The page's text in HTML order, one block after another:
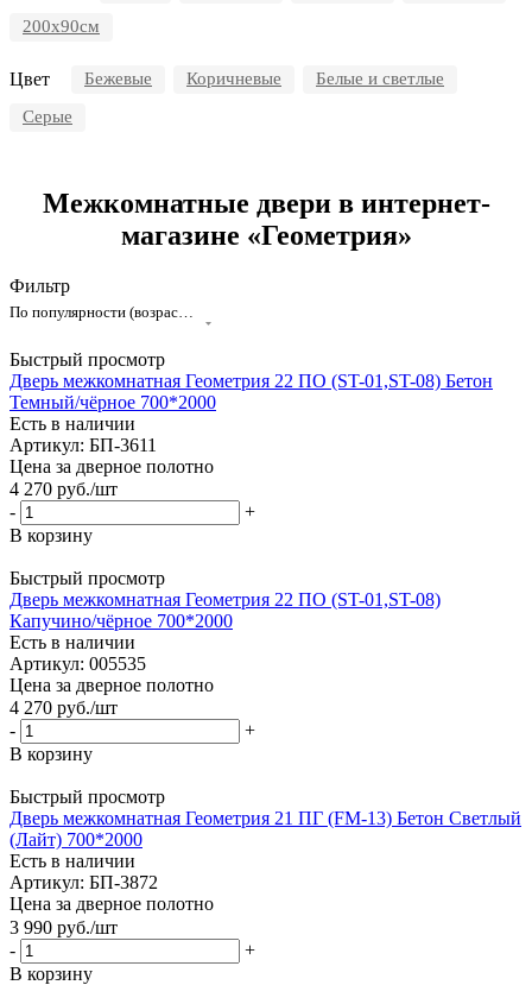
200х90см
Цвет Бежевые Коричневые
Белые и светлые
Серые
Межкомнатные двери в интернет-
магазине «Геометрия»
Фильтр
Быстрый просмотр
Дверь межкомнатная Геометрия 22 ПО (ST-01,ST-08) Бетон
Темный/чёрное 700*2000
Есть в наличии
Артикул: БП-3611
Цена за дверное полотно
4 270 руб./шт
-
+
В корзину
Быстрый просмотр
Дверь межкомнатная Геометрия 22 ПО (ST-01,ST-08)
Капучино/чёрное 700*2000
Есть в наличии
Артикул: 005535
Цена за дверное полотно
4 270 руб./шт
-
+
В корзину
Быстрый просмотр
Дверь межкомнатная Геометрия 21 ПГ (FM-13) Бетон Светлый
(Лайт) 700*2000
Есть в наличии
Артикул: БП-3872
Цена за дверное полотно
3 990 руб./шт
-
+
В корзину